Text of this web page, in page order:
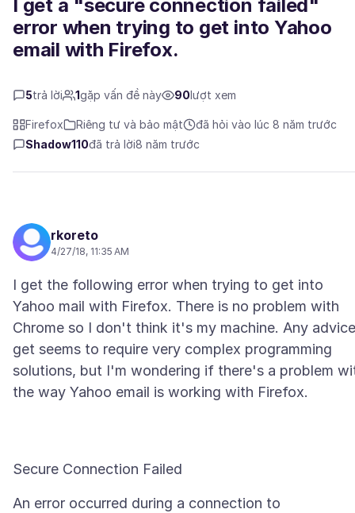
I get a "secure connection failed"
error when trying to get into Yahoo
email with Firefox.
5trả lời 1gặp vấn đề này 90lượt xem
Firefox Riêng tư và bảo mật
đã hỏi vào lúc 8 năm trước
Shadow110đã trả lời8 năm trước
rkoreto
4/27/18, 11:35 AM
I get the following error when trying to get into
Yahoo mail with Firefox. There is no problem with
Chrome so I don't think it's my machine. Any
get seems to require very complex programming
solutions, but I'm wondering if there's a problem
An error occurred during a connection to